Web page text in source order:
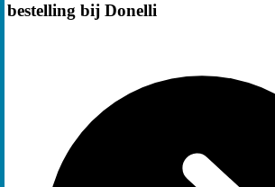
bestelling bij Donelli